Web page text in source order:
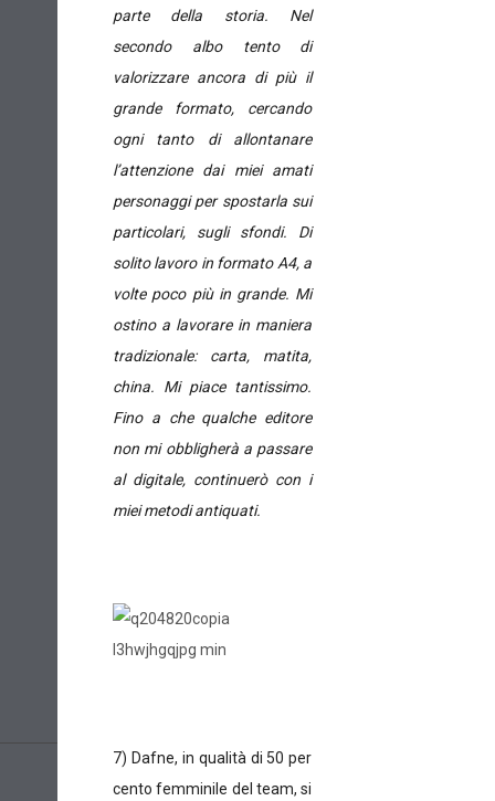
parte della storia. Nel
secondo albo tento di
valorizzare ancora di più il
grande formato, cercando
ogni tanto di allontanare
l’attenzione dai miei amati
personaggi per spostarla sui
particolari, sugli sfondi. Di
solito lavoro in formato A4, a
volte poco più in grande. Mi
ostino a lavorare in maniera
tradizionale: carta, matita,
china. Mi piace tantissimo.
Fino a che qualche editore
non mi obbligherà a passare
al digitale, continuerò con i
miei metodi antiquati.
7) Dafne, in qualità di 50 per
cento femminile del team, si